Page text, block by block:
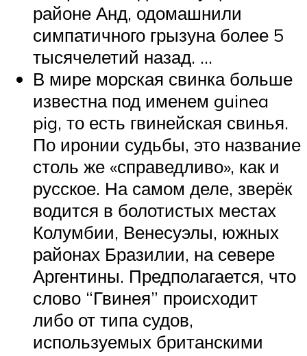
районе Анд, одомашнили
симпатичного грызуна более 5
тысячелетий назад. …
В мире морская свинка больше
известна под именем guinea
pig, то есть гвинейская свинья.
По иронии судьбы, это название
столь же «справедливо», как и
русское. На самом деле, зверёк
водится в болотистых местах
Колумбии, Венесуэлы, южных
районах Бразилии, на севере
Аргентины. Предполагается, что
слово “Гвинея” происходит
либо от типа судов,
используемых британскими